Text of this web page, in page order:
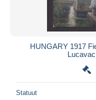
HUNGARY 1917
Statuut